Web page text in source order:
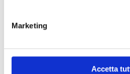
Marketing
Accetta